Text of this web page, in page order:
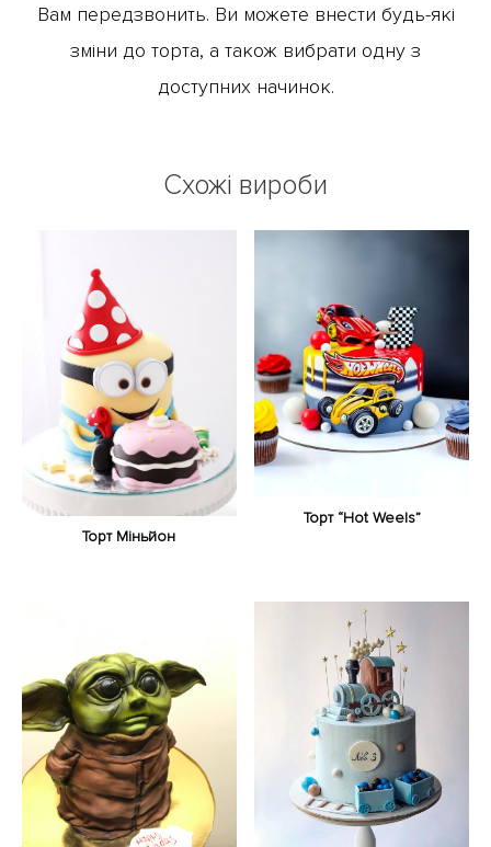
Вам передзвонить. Ви можете внести будь-які
зміни до торта, а також вибрати одну з
доступних начинок.
Схожі вироби
Торт Міньйон
Торт “Hot Weels”